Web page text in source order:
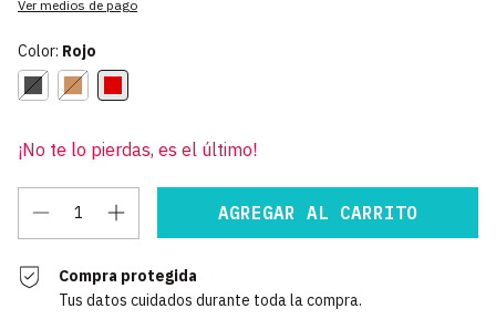
Ver medios de pago
Color: Rojo
¡No te lo pierdas, es el último!
Compra protegida
Tus datos cuidados durante toda la compra.